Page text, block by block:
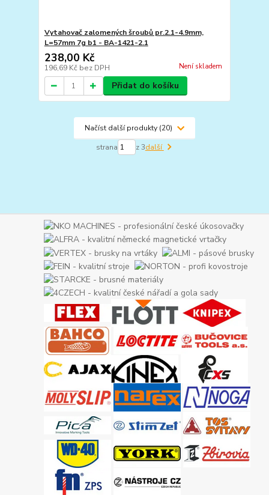
Vytahovač zalomených šroubů pr.2.1-4.9mm,
L=57mm 7g b1 - BA-1421-2.1
238,00 Kč
196,69 Kč bez DPH Není skladem
Přidat do košíku
Načíst další produkty (20)
strana z 3další